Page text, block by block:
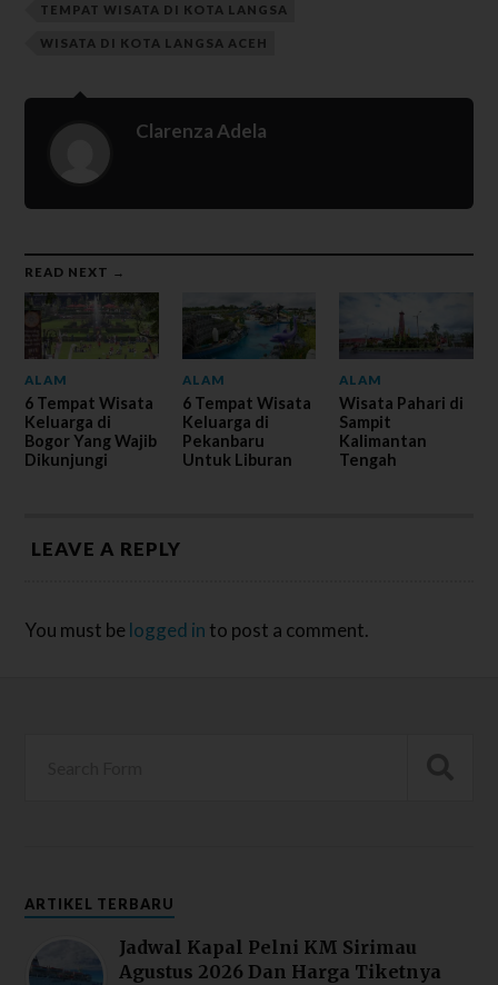
TEMPAT WISATA DI KOTA LANGSA
WISATA DI KOTA LANGSA ACEH
Clarenza Adela
READ NEXT →
ALAM
6 Tempat Wisata
Keluarga di
Bogor Yang Wajib
Dikunjungi
ALAM
6 Tempat Wisata
Keluarga di
Pekanbaru
Untuk Liburan
ALAM
Wisata Pahari di
Sampit
Kalimantan
Tengah
LEAVE A REPLY
You must be logged in to post a comment.
ARTIKEL TERBARU
Jadwal Kapal Pelni KM Sirimau
Agustus 2026 Dan Harga Tiketnya